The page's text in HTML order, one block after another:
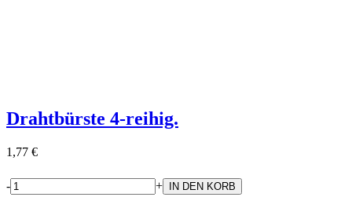
Drahtbürste 4-reihig.
1,77 €
- +